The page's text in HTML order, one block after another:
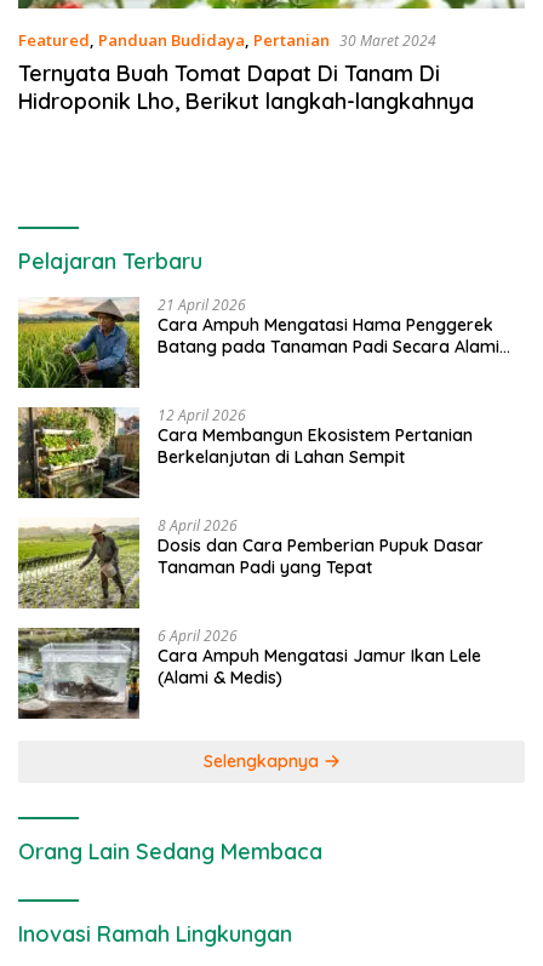
Featured, Panduan Budidaya, Pertanian 30 Maret 2024
Ternyata Buah Tomat Dapat Di Tanam Di
Hidroponik Lho, Berikut langkah-langkahnya
Pelajaran Terbaru
21 April 2026
Cara Ampuh Mengatasi Hama Penggerek
Batang pada Tanaman Padi Secara Alami
12 April 2026
Cara Membangun Ekosistem Pertanian
Berkelanjutan di Lahan Sempit
8 April 2026
Dosis dan Cara Pemberian Pupuk Dasar
Tanaman Padi yang Tepat
6 April 2026
Cara Ampuh Mengatasi Jamur Ikan Lele
(Alami & Medis)
Selengkapnya
Orang Lain Sedang Membaca
Inovasi Ramah Lingkungan